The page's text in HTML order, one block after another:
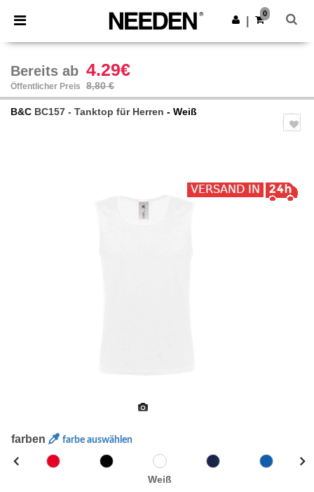
× Needen App
Bessere Preise in der App!
App holen
0
Bereits ab 4.29€
Öffentlicher Preis 8,80 €
B&C BC157 - Tanktop für Herren - Weiß
farben farbe auswählen
Weiß